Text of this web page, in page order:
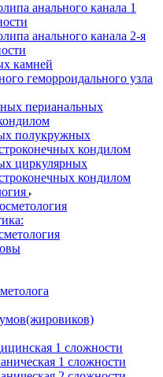
анального канала 1
анального канала 2-я
камней
геморроидального узла
перианальных
полукружных
кондилом
циркулярных
кондилом
1 сложности
1 сложности